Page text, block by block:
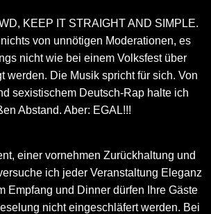
KEEP IT STRAIGHT AND SIMPLE.
von unnötigen Moderationen, es
nicht wie bei einem Volksfest über
werden. Die Musik spricht für sich. Von
sexistischem Deutsch-Rap halte ich
Abstand. Aber: EGAL!!!
einer vornehmen Zurückhaltung und
ich jeder Veranstaltung Eleganz
Empfang und Dinner dürfen Ihre Gäste
nicht eingeschläfert werden. Bei